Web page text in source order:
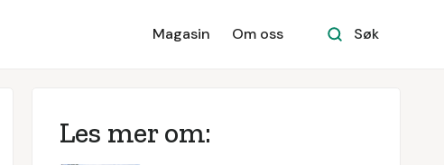
Magasin Om oss Søk
Les mer om: